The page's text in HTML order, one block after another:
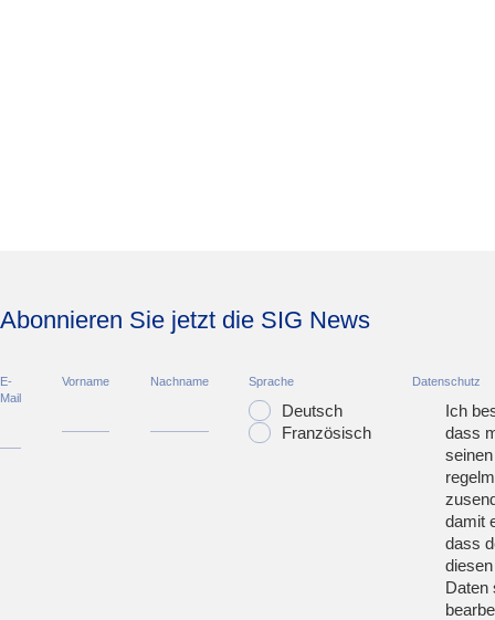
Abonnieren Sie jetzt die SIG News
E-
Mail
Vorname Nachname Sprache
Deutsch
Französisch
Datenschutz
Ich
dass
damit
dass
Daten